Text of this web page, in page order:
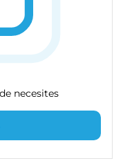
necesites